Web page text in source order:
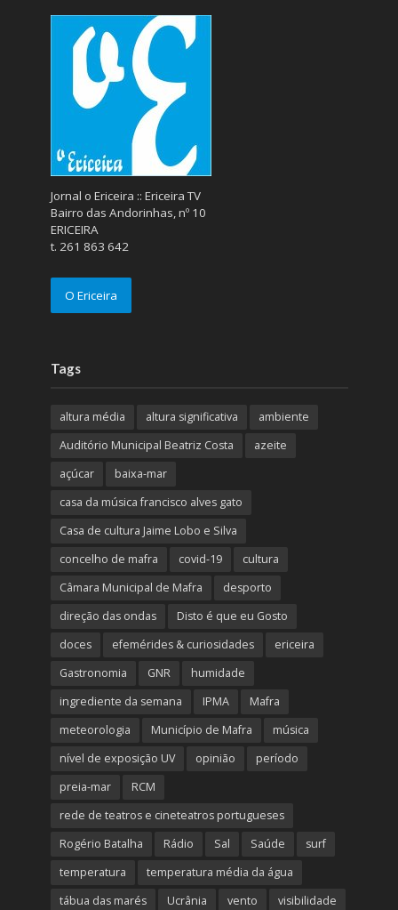
Jornal o Ericeira :: Ericeira TV
Bairro das Andorinhas, nº 10
ERICEIRA
t. 261 863 642
O Ericeira
Tags
altura média altura significativa
ambiente
Auditório Municipal Beatriz Costa
azeite
açúcar
baixa-mar
casa da música francisco alves gato
Casa de cultura Jaime Lobo e Silva
concelho de mafra
covid-19
cultura
Câmara Municipal de Mafra
desporto
direção das ondas
Disto é que eu Gosto
doces
efemérides & curiosidades
ericeira
Gastronomia
GNR
humidade
ingrediente da semana
IPMA
Mafra
meteorologia
Município de Mafra
música
nível de exposição UV
opinião
período
preia-mar
RCM
rede de teatros e cineteatros portugueses
Rogério Batalha
Rádio Sal Saúde
surf
temperatura
temperatura média da água
tábua das marés
Ucrânia vento visibilidade